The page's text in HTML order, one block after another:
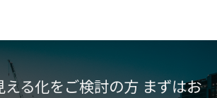
る化をご検討の方 まずはお